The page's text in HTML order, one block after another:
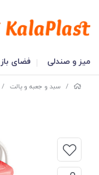
میز و صندلی فضای باز
/ سبد و جعبه و پالت /